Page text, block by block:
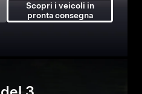
Scopri i veicoli in
pronta consegna